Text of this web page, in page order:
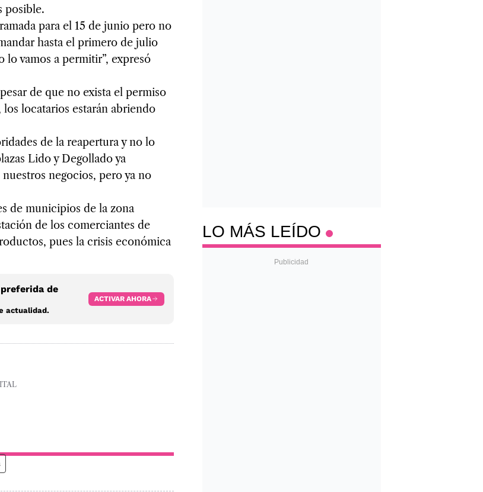
posible.
para el 15 de junio pero no
hasta el primero de julio
lo vamos a permitir”, expresó
de que no exista el permiso
locatarios estarán abriendo
de la reapertura y no lo
Lido y Degollado ya
negocios, pero ya no
de municipios de la zona
de los comerciantes de
pues la crisis económica
de
actualidad.
ACTIVAR AHORA
LO MÁS LEÍDO